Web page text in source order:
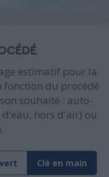
estimatif pour la
fonction du procédé
souhaité : auto-
hors d'air) ou
Clé en main